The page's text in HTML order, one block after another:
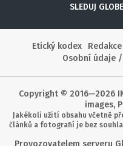
SLEDUJ
Etický kodex
Redakce
Osobní údaje
Copyright © 2016—2026
images,
Jakékoli užití obsahu včetně
článků a fotografií je bez
Provozovatelem serveru